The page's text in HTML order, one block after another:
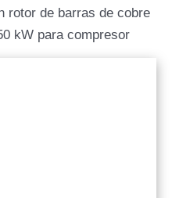
rotor de barras de cobre
kW para compresor